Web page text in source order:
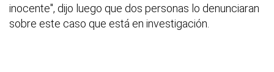
inocente", dijo luego que dos personas lo denunciaran
sobre este caso que está en investigación.